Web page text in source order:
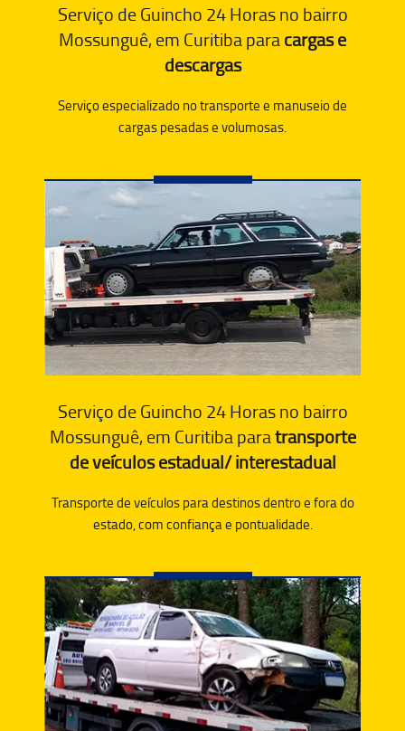
Serviço de Guincho 24 Horas no bairro
Mossunguê, em Curitiba paracargas e
descargas
Serviço especializado no transporte e manuseio de
cargas pesadas e volumosas.
Serviço de Guincho 24 Horas no bairro
Mossunguê, em Curitiba paratransporte
de veículos estadual/ interestadual
Transporte de veículos para destinos dentro e fora do
estado, com confiança e pontualidade.